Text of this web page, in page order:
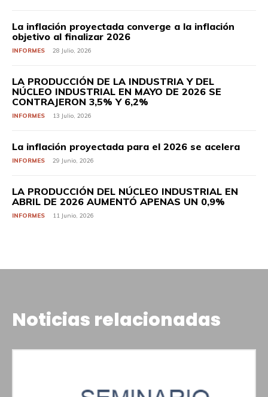
La inflación proyectada converge a la inflación
objetivo al finalizar 2026
INFORMES 28 Julio, 2026
LA PRODUCCIÓN DE LA INDUSTRIA Y DEL
NÚCLEO INDUSTRIAL EN MAYO DE 2026 SE
CONTRAJERON 3,5% Y 6,2%
INFORMES 13 Julio, 2026
La inflación proyectada para el 2026 se acelera
INFORMES 29 Junio, 2026
LA PRODUCCIÓN DEL NÚCLEO INDUSTRIAL EN
ABRIL DE 2026 AUMENTÓ APENAS UN 0,9%
INFORMES 11 Junio, 2026
Noticias relacionadas